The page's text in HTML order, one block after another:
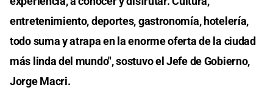
entretenimiento, deportes, gastronomía, hotelería,
todo suma y atrapa en la enorme oferta de la ciudad
más linda del mundo", sostuvo el Jefe de Gobierno,
Jorge Macri.